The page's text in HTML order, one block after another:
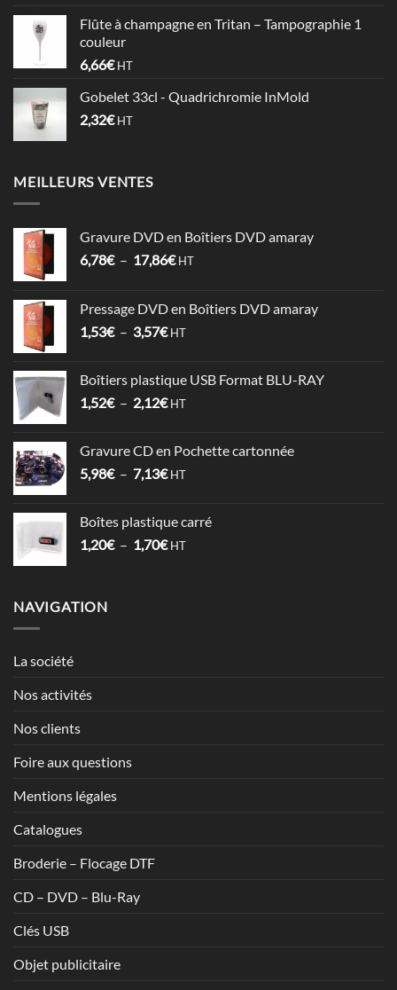
0,60€
Flûte à champagne en Tritan – Tampographie 1
couleur
6,66€ HT
Gobelet 33cl - Quadrichromie InMold
2,32€ HT
MEILLEURS VENTES
Gravure DVD en Boîtiers DVD amaray
6,78€ – 17,86€Plage
6,78€
à
HT
Pressage DVD en Boîtiers DVD amaray
1,53€ – 3,57€Plage
1,53€
à
HT
Boîtiers plastique USB Format BLU-RAY
1,52€ – 2,12€Plage
1,52€
à
HT
Gravure CD en Pochette cartonnée
5,98€ – 7,13€Plage
5,98€
à
HT
Boîtes plastique carré
1,20€ – 1,70€Plage
HT
NAVIGATION
La société
Nos activités
Nos clients
Foire aux questions
Mentions légales
Catalogues
Broderie – Flocage DTF
CD – DVD – Blu-Ray
Clés USB
Objet publicitaire